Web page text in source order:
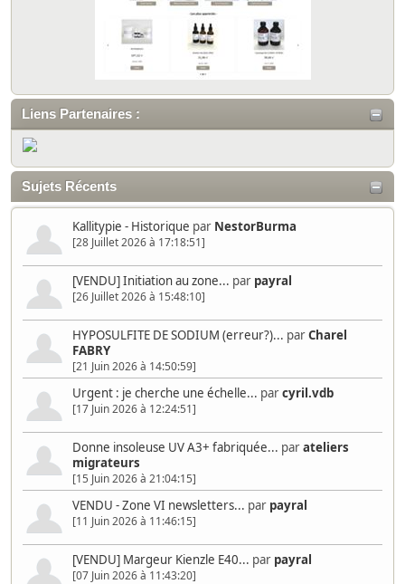
Liens Partenaires :
Sujets Récents
Kallitypie - Historique par NestorBurma
[28 Juillet 2026 à 17:18:51]
[VENDU] Initiation au zone... par payral
[26 Juillet 2026 à 15:48:10]
HYPOSULFITE DE SODIUM (erreur?)... parCharel
FABRY
[21 Juin 2026 à 14:50:59]
Urgent : je cherche une échelle... parcyril.vdb
[17 Juin 2026 à 12:24:51]
Donne insoleuse UV A3+ fabriquée... parateliers
migrateurs
[15 Juin 2026 à 21:04:15]
VENDU - Zone VI newsletters... par payral
[11 Juin 2026 à 11:46:15]
[VENDU] Margeur Kienzle E40... par payral
[07 Juin 2026 à 11:43:20]